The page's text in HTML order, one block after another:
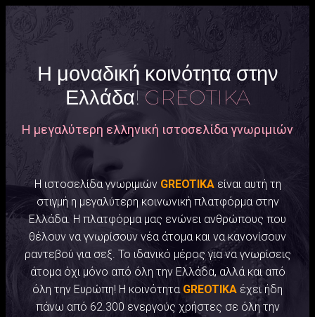
Η μοναδική κοινότητα στην
Ελλάδα! GREOTIKA
Η μεγαλύτερη ελληνική ιστοσελίδα γνωριμιών
Η ιστοσελίδα γνωριμιών GREOTIKAείναι αυτή τη
στιγμή η μεγαλύτερη κοινωνική πλατφόρμα στην
Ελλάδα. Η πλατφόρμα μας ενώνει ανθρώπους που
θέλουν να γνωρίσουν νέα άτομα και να κανονίσουν
ραντεβού για σεξ. Το ιδανικό μέρος για να γνωρίσεις
άτομα όχι μόνο από όλη την Ελλάδα, αλλά και από
όλη την Ευρώπη! Η κοινότητα GREOTIKA έχει ήδη
πάνω από 62.300 ενεργούς χρήστες σε όλη την